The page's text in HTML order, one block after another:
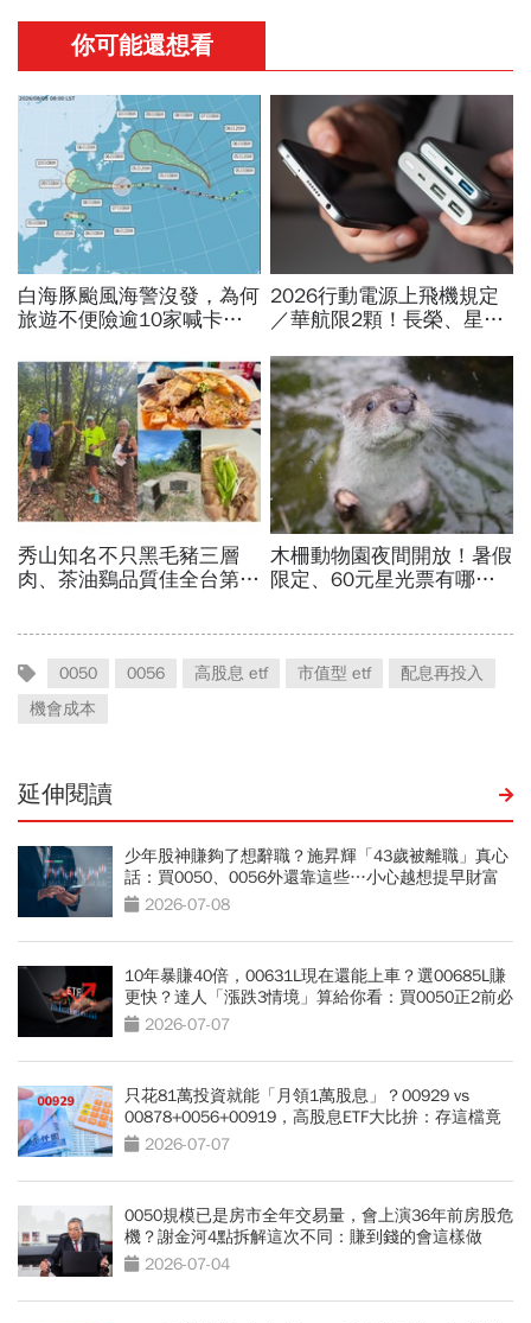
0050 0056 高股息 etf 市值型 etf
配息再投入
機會成本
延伸閱讀
少年股神賺夠了想辭職？施昇輝「43歲被離職」真心
話：買0050、0056外還靠這些…小心越想提早財富
自由離越遠
2026-07-08
10年暴賺40倍，00631L現在還能上車？選00685L賺
更快？達人「漲跌3情境」算給你看：買0050正2前必
看 2026-07-07
只花81萬投資就能「月領1萬股息」？00929 vs
00878+0056+00919，高股息ETF大比拚：存這檔竟
能「少花30萬本金」
2026-07-07
0050規模已是房市全年交易量，會上演36年前房股危
機？謝金河4點拆解這次不同：賺到錢的會這樣做
2026-07-04